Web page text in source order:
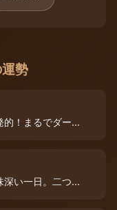
勢
的！まるでダー...
深い一日。二つ...